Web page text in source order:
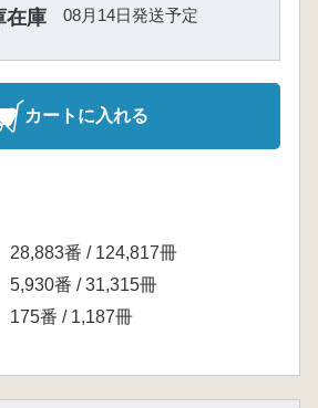
在庫
08月14日発送予定
カートに入れる
28,883番 / 124,817冊
5,930番 / 31,315冊
175番 / 1,187冊